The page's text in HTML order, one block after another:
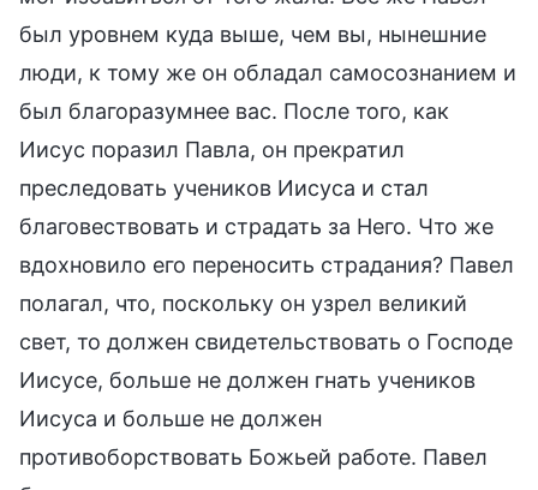
был уровнем куда выше, чем вы, нынешние
люди, к тому же он обладал самосознанием и
был благоразумнее вас. После того, как
Иисус поразил Павла, он прекратил
преследовать учеников Иисуса и стал
благовествовать и страдать за Него. Что же
вдохновило его переносить страдания? Павел
полагал, что, поскольку он узрел великий
свет, то должен свидетельствовать о Господе
Иисусе, больше не должен гнать учеников
Иисуса и больше не должен
противоборствовать Божьей работе. Павел